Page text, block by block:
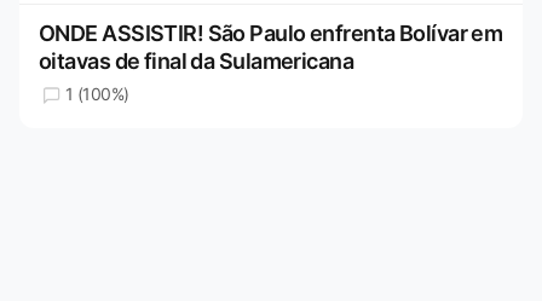
ONDE ASSISTIR! São Paulo enfrenta Bolívar em
oitavas de final da Sulamericana
1 (100%)